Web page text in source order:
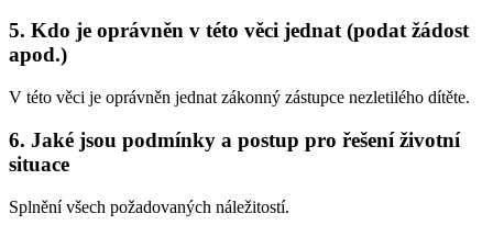
5. Kdo je oprávněn v této věci jednat (podat žádost
apod.)
V této věci je oprávněn jednat zákonný zástupce nezletilého dítěte.
6. Jaké jsou podmínky a postup pro řešení životní
situace
Splnění všech požadovaných náležitostí.